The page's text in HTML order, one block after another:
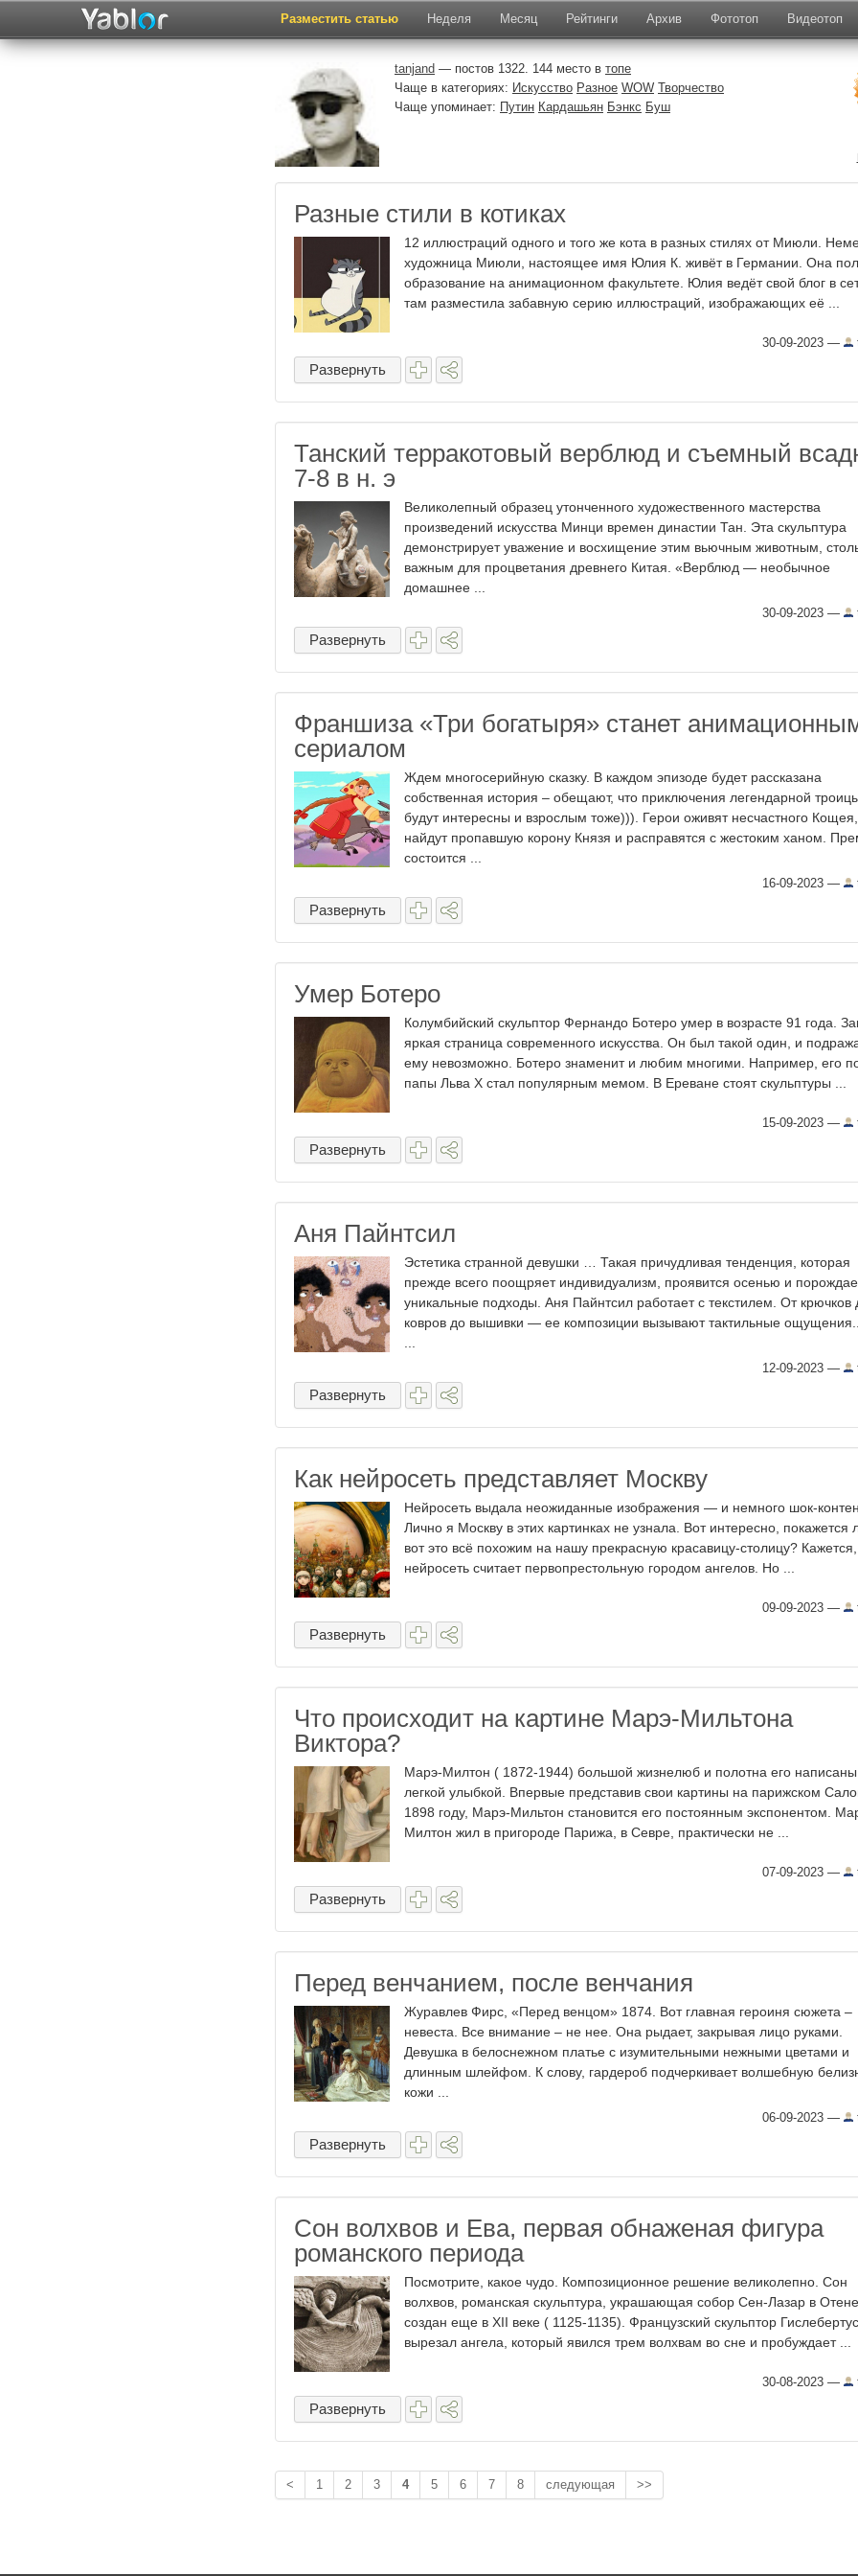
Разместить статью Неделя Месяц Рейтинги Архив Фототоп Видеотоп
tanjand — постов 1322. 144 место в топе
Чаще в категориях: Искусство Разное WOW Творчество
Чаще упоминает: Путин Кардашьян Бэнкс Буш
Разные стили в котиках
12 иллюстраций одного и того же кота в разных стилях от Миюли.
художница Миюли, настоящее имя Юлия К. живёт в Германии. Она
образование на анимационном факультете. Юлия ведёт свой блог в
там разместила забавную серию иллюстраций, изображающих её ...
30-09-2023 —
Развернуть
Танский терракотовый верблюд и съемный
7-8 в н. э
Великолепный образец утонченного художественного мастерства
произведений искусства Минци времен династии Тан. Эта скульптура
демонстрирует уважение и восхищение этим вьючным животным,
важным для процветания древнего Китая. «Верблюд — необычное
домашнее ...
30-09-2023 —
Развернуть
Франшиза «Три богатыря» станет
сериалом
Ждем многосерийную сказку. В каждом эпизоде будет рассказана
собственная история – обещают, что приключения легендарной
будут интересны и взрослым тоже))). Герои оживят несчастного Кощея,
найдут пропавшую корону Князя и расправятся с жестоким ханом.
состоится ...
16-09-2023 —
Развернуть
Умер Ботеро
Колумбийский скульптор Фернандо Ботеро умер в возрасте 91 года.
яркая страница современного искусства. Он был такой один, и
ему невозможно. Ботеро знаменит и любим многими. Например, его
папы Льва X стал популярным мемом. В Ереване стоят скульптуры ...
15-09-2023 —
Развернуть
Аня Пайнтсил
Эстетика странной девушки … Такая причудливая тенденция, которая
прежде всего поощряет индивидуализм, проявится осенью и
уникальные подходы. Аня Пайнтсил работает с текстилем. От крючков
ковров до вышивки — ее композиции вызывают тактильные
12-09-2023 —
Развернуть
Как нейросеть представляет Москву
Нейросеть выдала неожиданные изображения — и немного шок-
Лично я Москву в этих картинках не узнала. Вот интересно, покажется
вот это всё похожим на нашу прекрасную красавицу-столицу? Кажется,
нейросеть считает первопрестольную городом ангелов. Но ...
09-09-2023 —
Развернуть
Что происходит на картине Марэ-Мильтона
Виктора?
Марэ-Милтон ( 1872-1944) большой жизнелюб и полотна его
легкой улыбкой. Впервые представив свои картины на парижском
1898 году, Марэ-Мильтон становится его постоянным экспонентом.
Милтон жил в пригороде Парижа, в Севре, практически не ...
07-09-2023 —
Развернуть
Перед венчанием, после венчания
Журавлев Фирс, «Перед венцом» 1874. Вот главная героиня сюжета –
невеста. Все внимание – не нее. Она рыдает, закрывая лицо руками.
Девушка в белоснежном платье с изумительными нежными цветами и
длинным шлейфом. К слову, гардероб подчеркивает волшебную
кожи ...
06-09-2023 —
Развернуть
Сон волхвов и Ева, первая обнаженая фигура
романского периода
Посмотрите, какое чудо. Композиционное решение великолепно. Сон
волхвов, романская скульптура, украшающая собор Сен-Лазар в Отене,
создан еще в XII веке ( 1125-1135). Французский скульптор Гислебертус
вырезал ангела, который явился трем волхвам во сне и пробуждает ...
30-08-2023 —
Развернуть
< 1 2 3 4 5 6 7 8 следующая >>